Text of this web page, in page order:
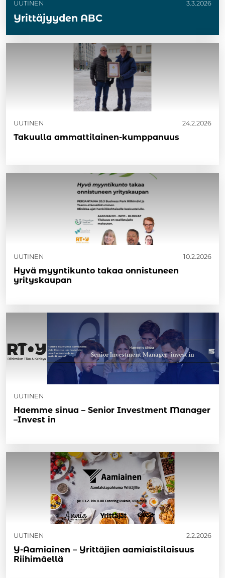
UUTINEN 3.3.2026
Yrittäjyyden ABC
UUTINEN 24.2.2026
Takuulla ammattilainen-kumppanuus
UUTINEN 10.2.2026
Hyvä myyntikunto takaa onnistuneen
yrityskaupan
UUTINEN
Haemme sinua – Senior Investment Manager
–Invest in
UUTINEN 2.2.2026
Y-Aamiainen – Yrittäjien aamiaistilaisuus
Riihimäellä